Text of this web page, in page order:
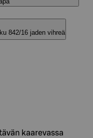
842/16 jaden vihreä
kaarevassa